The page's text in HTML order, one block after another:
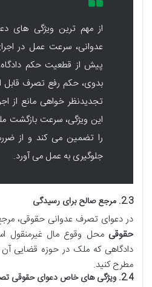
از مهم ترین ویژگی های
عدوانی، سرعت عمل در
پیش از قطعیت حکم
بدوی، حکم رفع تصرف قابل
تجدیدنظر خواهی مانع از
این ویژگی، سرعت بازگشت
را تضمین می کند و از
جلوگیری به عمل می آورد.
2.3. مرجع صالح برای رسیدگی
در دعوای تصرف عدوانی حقوقی،
حقوقی محل وقوع مال غیرمنقول
دادگاهی که ملک در حوزه قضایی آن
مطرح کنید.
2.4. ویژگی های خاص دعوای حقوقی تصرف عدوانی